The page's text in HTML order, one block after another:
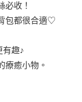
必收！
包都很合適♡
有趣♪
療癒小物。